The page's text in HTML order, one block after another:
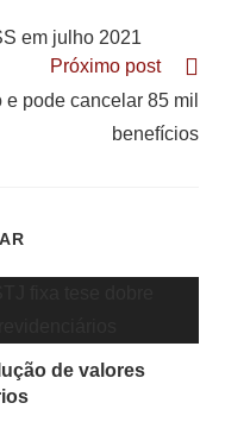
em julho 2021
Próximo post
pode cancelar 85 mil
benefícios
de valores